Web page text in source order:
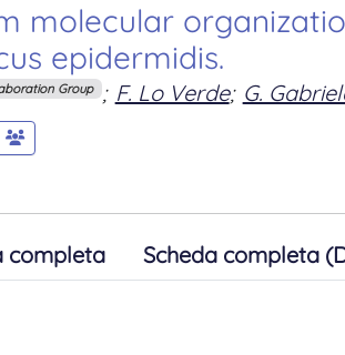
molecular
epidermidis.
Group ; F. Lo Verde; G.
completa Scheda completa